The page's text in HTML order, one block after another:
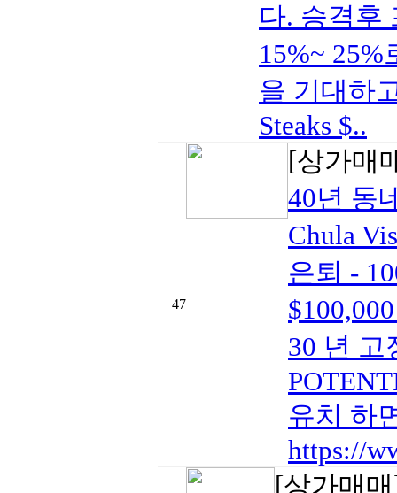
다. 승격후
15%~ 25%
을 기대하
Steaks $..
47
[상가매
40년 동
Chula
은퇴 -
30 년 고
유치 하
https://
[상가매